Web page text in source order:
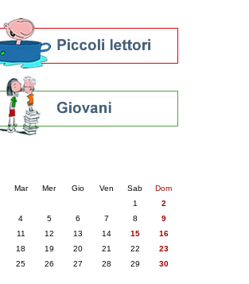
Mar Mer Gio Ven Sab
Dom
1
2
4 5 6 7 8
9
11 12 13 14 15
16
18 19 20 21 22
23
25 26 27 28 29
30